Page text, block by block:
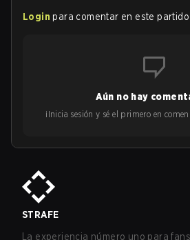
Login para comentar en este partido
Aún no hay
¡Inicia sesión y sé el primero en
STRAFE
La experiencia número uno para